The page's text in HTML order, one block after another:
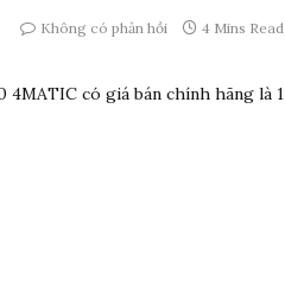
Không có phản hồi 4 Mins Read